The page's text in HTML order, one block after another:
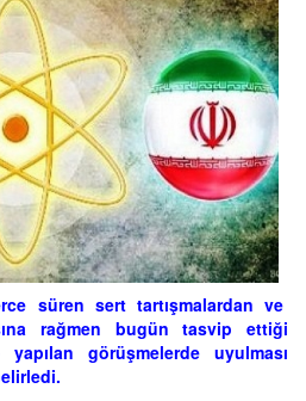
süren sert tartışmalardan ve
rağmen bugün tasvip ettiği
görüşmelerde uyulması